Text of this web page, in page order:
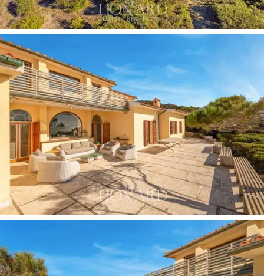
Dit prachtige pand te koop in Castiglione della Pescaia,
in de provincie Grosseto, is een symbool van een
exclusieve levensstijl
, in perfecte harmonie met het
landschap en de cultuur van de plaats. Dit landgoed
biedt niet alleen eenbevoorrechte liggingen directe
toegang tot de zee, maar ook de rust van een
residentie midden in de natuur, met alle gemakken van
een moderne luxe villa. De ligging van de villa maakt het
de ideale plek om andere wonderen van de Toscaanse
kust te verkennen, zoals Porto Ercole, Monte
Argentario en Baratti, en om beroemde eilanden zoals
Elba en Giglio te ontdekken.